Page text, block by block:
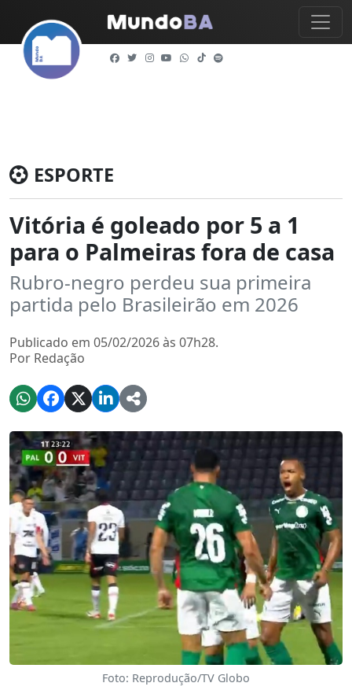
ESPORTE
Vitória é goleado por 5 a 1
para o Palmeiras fora de casa
Rubro-negro perdeu sua primeira
partida pelo Brasileirão em 2026
Publicado em 05/02/2026 às 07h28.
Por Redação
Foto: Reprodução/TV Globo